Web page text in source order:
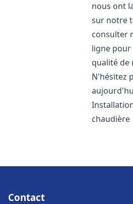
nous ont
sur notre
consulter
ligne pour
qualité de
N'hésitez
chaudière
Contact